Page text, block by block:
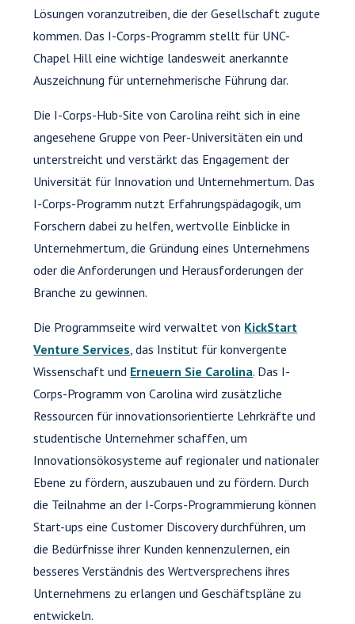
Lösungen voranzutreiben, die der Gesellschaft zugute
kommen. Das I-Corps-Programm stellt für UNC-
Chapel Hill eine wichtige landesweit anerkannte
Auszeichnung für unternehmerische Führung dar.
Die I-Corps-Hub-Site von Carolina reiht sich in eine
angesehene Gruppe von Peer-Universitäten ein und
unterstreicht und verstärkt das Engagement der
Universität für Innovation und Unternehmertum. Das
I-Corps-Programm nutzt Erfahrungspädagogik, um
Forschern dabei zu helfen, wertvolle Einblicke in
Unternehmertum, die Gründung eines Unternehmens
oder die Anforderungen und Herausforderungen der
Branche zu gewinnen.
Die Programmseite wird verwaltet von KickStart
Venture Services , das Institut für konvergente
Wissenschaft und Erneuern Sie Carolina. Das I-
Corps-Programm von Carolina wird zusätzliche
Ressourcen für innovationsorientierte Lehrkräfte und
studentische Unternehmer schaffen, um
Innovationsökosysteme auf regionaler und nationaler
Ebene zu fördern, auszubauen und zu fördern. Durch
die Teilnahme an der I-Corps-Programmierung können
Start-ups eine Customer Discovery durchführen, um
die Bedürfnisse ihrer Kunden kennenzulernen, ein
besseres Verständnis des Wertversprechens ihres
Unternehmens zu erlangen und Geschäftspläne zu
entwickeln.